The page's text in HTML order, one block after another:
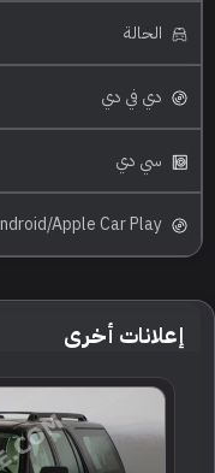
الحالة
دي في دي
سي دي
Android/Apple Car Play
إعلانات أخرى